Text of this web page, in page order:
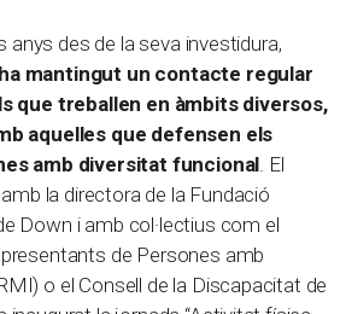
anys des de la seva investidura,
mantingut un contacte regular
que treballen en àmbits diversos,
aquelles que defensen els
amb diversitat funcional . El
la directora de la Fundació
Down i amb col·lectius com el
de Persones amb
o el Consell de la Discapacitat de